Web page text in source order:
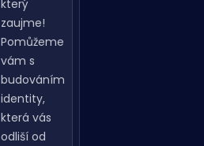
vytvořit
unikátní
brand,
který
zaujme!
Pomůžeme
vám s
budováním